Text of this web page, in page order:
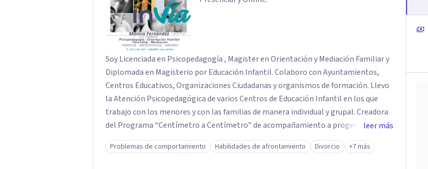
Soy Licenciada en Psicopedagogía , Magister en Orientación y Mediación Familiar y
Diplomada en Magisterio por Educación Infantil. Colaboro con Ayuntamientos,
Centros Educativos, Organizaciones Ciudadanas y organismos de formación. Llevo
la Atención Psicopedagógica de varios Centros de Educación Infantil en los que
trabajo con los menores y con las familias de manera individual y grupal. Creadora
del Programa “Centímetro a Centímetro” de acompañamiento a progenitores en
el desarrollo evolutivo de sus hijos e hijas de 0 a 3 años desde el Centro Infantil.
Trabajo en consulta (Online, presencial y a domicilio) con familias, parejas, adultos
leer más
Problemas de comportamiento Habilidades de afrontamiento Divorcio +7 más